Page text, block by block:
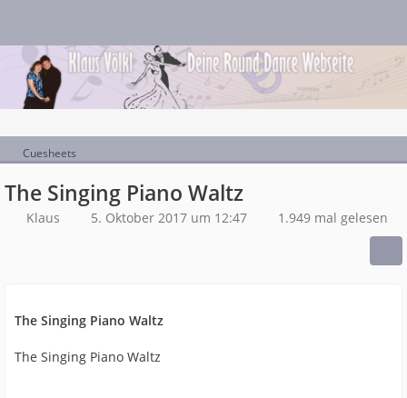
Cuesheets
The Singing Piano Waltz
Klaus 5. Oktober 2017 um 12:47 1.949 mal gelesen
The Singing Piano Waltz
The Singing Piano Waltz